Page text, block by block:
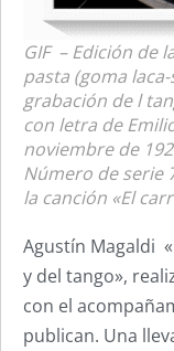
GIF – Edición de
pasta (goma
grabación de l
con letra de
noviembre de
Número de serie
la canción «El
Agustín Magaldi
y del tango»,
con el
publican. Una